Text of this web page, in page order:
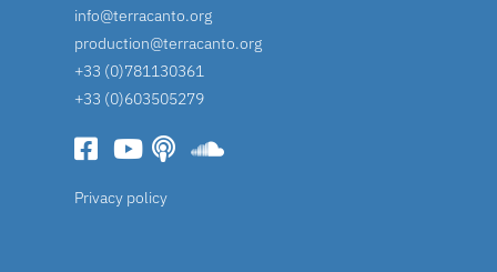
info@terracanto.org
production@terracanto.org
+33 (0)781130361
+33 (0)603505279
Privacy policy